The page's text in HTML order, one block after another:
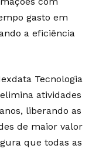
gasto em
a eficiência
Tecnologia
atividades
liberando as
de maior valor
que todas as